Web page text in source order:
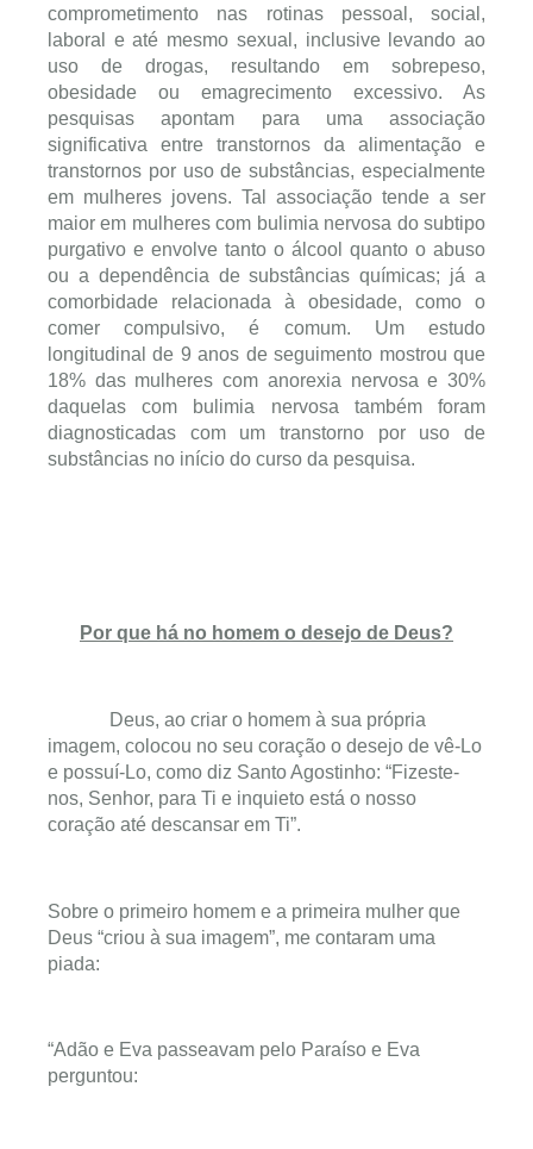
comprometimento nas rotinas pessoal, social,
laboral e até mesmo sexual, inclusive levando ao
uso de drogas, resultando em sobrepeso,
obesidade ou emagrecimento excessivo. As
pesquisas apontam para uma associação
significativa entre transtornos da alimentação e
transtornos por uso de substâncias, especialmente
em mulheres jovens. Tal associação tende a ser
maior em mulheres com bulimia nervosa do subtipo
purgativo e envolve tanto o álcool quanto o abuso
ou a dependência de substâncias químicas; já a
comorbidade relacionada à obesidade, como o
comer compulsivo, é comum. Um estudo
longitudinal de 9 anos de seguimento mostrou que
18% das mulheres com anorexia nervosa e 30%
daquelas com bulimia nervosa também foram
diagnosticadas com um transtorno por uso de
substâncias no início do curso da pesquisa.
Por que há no homem o desejo de Deus?
Deus, ao criar o homem à sua própria
imagem, colocou no seu coração o desejo de vê-Lo
e possuí-Lo, como diz Santo Agostinho: “Fizeste-
nos, Senhor, para Ti e inquieto está o nosso
coração até descansar em Ti”.
Sobre o primeiro homem e a primeira mulher que
Deus “criou à sua imagem”, me contaram uma
piada:
“Adão e Eva passeavam pelo Paraíso e Eva
perguntou: